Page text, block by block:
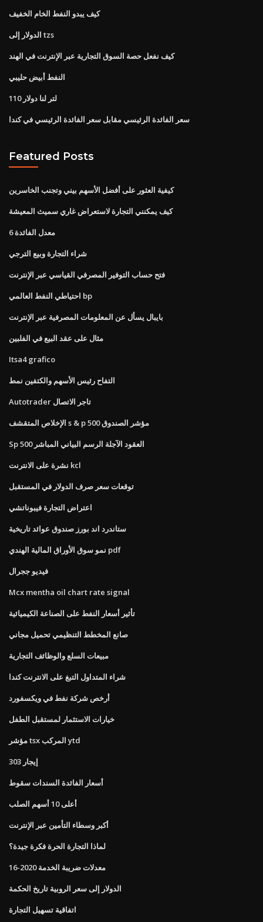
كيف يبدو النفط الخام الخفيف
الدولار إلى tzs
كيف نفعل حصة السوق التجارية عبر الإنترنت في الهند
النفط أبيض حليبي
110 لتر لنا دولار
سعر الفائدة الرئيسي مقابل سعر الفائدة الرئيسي في كندا
Featured Posts
كيفية العثور على أفضل الأسهم بيني وتجنب الخاسرين
كيف يمكنني التجارة لاستعراض غاري سميث المعيشة
معدل الفائدة 6
شراء التجارة وبيع الترجي
فتح حساب التوفير المصرفي القياسي عبر الإنترنت
احتياطي النفط العالمي bp
بايبال يسأل عن المعلومات المصرفية عبر الإنترنت
مثال على عقد البيع في الفلبين
Itsa4 grafico
التفاح رئيس الأسهم والكتفين نمط
Autotrader تاجر الاتصال
الإخلاص المتقشف s & p 500 مؤشر الصندوق
Sp 500 العقود الآجلة الرسم البياني المباشر
نشرة على الانترنت kcl
توقعات سعر صرف الدولار في المستقبل
اعتراض التجارة فيبوناتشي
ستاندرد اند بورز صندوق عوائد تاريخية
نمو سوق الأوراق المالية الهندي pdf
فيديو ججرال
Mcx mentha oil chart rate signal
تأثير أسعار النفط على الصناعة الكيميائية
صانع المخطط التنظيمي تحميل مجاني
مبيعات السلع والوظائف التجارية
شراء المتداول التبغ على الانترنت كندا
أرخص شركة نفط في ويكسفورد
خيارات الاستثمار لمستقبل الطفل
مؤشر tsx المركب ytd
إيجار 303
أسعار الفائدة السندات سقوط
أعلى 10 أسهم الصلب
أكبر وسطاء التأمين عبر الإنترنت
لماذا التجارة الحرة فكرة جيدة؟
معدلات ضريبة الخدمة 2020-16
الدولار إلى سعر الروبية تاريخ الحكمة
اتفاقية تسهيل التجارة